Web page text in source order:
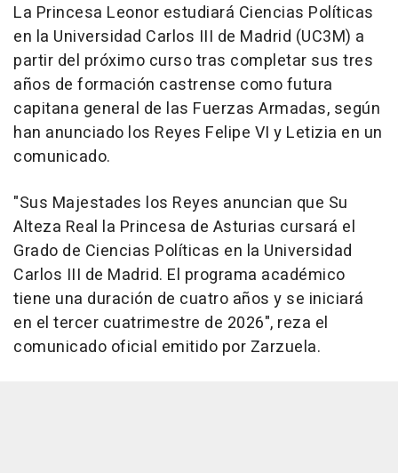
La Princesa Leonor estudiará Ciencias Políticas
en la Universidad Carlos III de Madrid (UC3M) a
partir del próximo curso tras completar sus tres
años de formación castrense como futura
capitana general de las Fuerzas Armadas, según
han anunciado los Reyes Felipe VI y Letizia en un
comunicado.
"Sus Majestades los Reyes anuncian que Su
Alteza Real la Princesa de Asturias cursará el
Grado de Ciencias Políticas en la Universidad
Carlos III de Madrid. El programa académico
tiene una duración de cuatro años y se iniciará
en el tercer cuatrimestre de 2026", reza el
comunicado oficial emitido por Zarzuela.